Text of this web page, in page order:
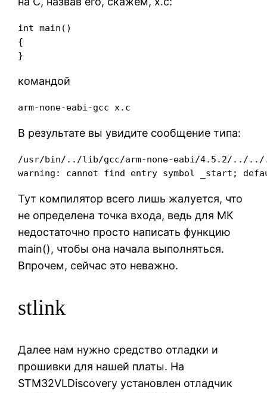
int main()
{
}
командой
arm-none-eabi-gcc x.c
В результате вы увидите сообщение типа:
/usr/bin/../lib/gcc/arm-none-eabi/4.5.2/../
warning: cannot find entry symbol _start;
Тут компилятор всего лишь жалуется, что
не определена точка входа, ведь для МК
недостаточно просто написать функцию
main(), чтобы она начала выполняться.
Впрочем, сейчас это неважно.
stlink
Далее нам нужно средство отладки и
прошивки для нашей платы. На
STM32VLDiscovery установлен отладчик